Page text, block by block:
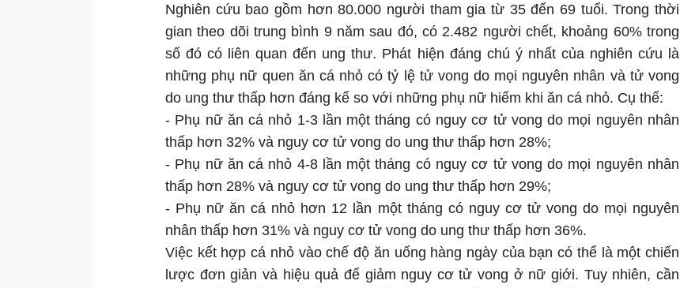
Nghiên cứu bao gồm hơn 80.000 người tham gia từ 35 đến 69 tuổi. Trong thời
gian theo dõi trung bình 9 năm sau đó, có 2.482 người chết, khoảng 60% trong
số đó có liên quan đến ung thư. Phát hiện đáng chú ý nhất của nghiên cứu là
những phụ nữ quen ăn cá nhỏ có tỷ lệ tử vong do mọi nguyên nhân và tử vong
do ung thư thấp hơn đáng kể so với những phụ nữ hiếm khi ăn cá nhỏ. Cụ thể:
- Phụ nữ ăn cá nhỏ 1-3 lần một tháng có nguy cơ tử vong do mọi nguyên nhân
thấp hơn 32% và nguy cơ tử vong do ung thư thấp hơn 28%;
- Phụ nữ ăn cá nhỏ 4-8 lần một tháng có nguy cơ tử vong do mọi nguyên nhân
thấp hơn 28% và nguy cơ tử vong do ung thư thấp hơn 29%;
- Phụ nữ ăn cá nhỏ hơn 12 lần một tháng có nguy cơ tử vong do mọi nguyên
nhân thấp hơn 31% và nguy cơ tử vong do ung thư thấp hơn 36%.
Việc kết hợp cá nhỏ vào chế độ ăn uống hàng ngày của bạn có thể là một chiến
lược đơn giản và hiệu quả để giảm nguy cơ tử vong ở nữ giới. Tuy nhiên, cần